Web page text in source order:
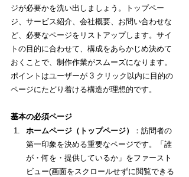
ジが必要かを洗い出しましょう。トップペー
ジ、サービス紹介、会社概要、お問い合わせな
ど、必要なページをリストアップします。サイ
トの目的に合わせて、構成をあらかじめ決めて
おくことで、制作作業がスムーズになります。
ポイントはユーザーが 3 クリック以内に目的の
ページにたどり着ける構造が理想的です。
基本の必須ページ
ホームページ（トップページ）
：訪問者の
第一印象を決める重要なページです。「誰
が・何を・提供しているか」をファースト
ビュー(画面をスクロールせずに閲覧できる